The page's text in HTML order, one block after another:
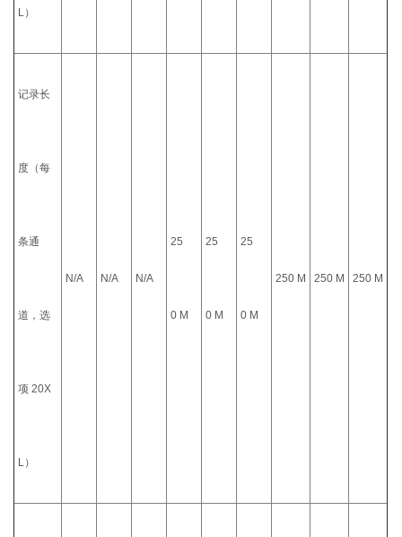
L）
记录长
度（每
条通
道，选
项 20X
L）
N/A N/A N/A
25
0 M
25
0 M
25
0 M
250 M 250 M 250 M